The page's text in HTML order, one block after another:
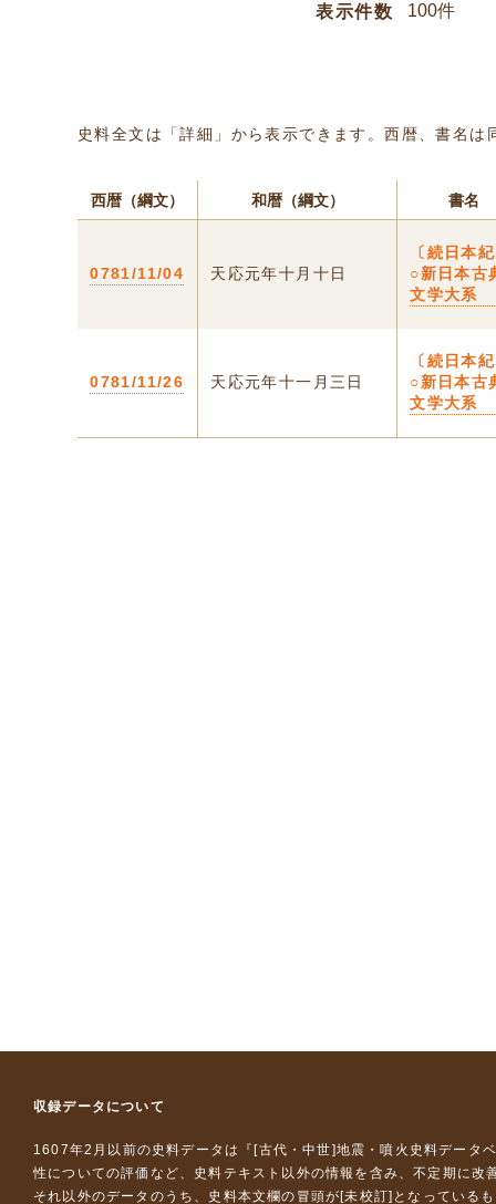
表示件数
史料全文は「詳細」から表示できます。西暦、書名
西暦（綱文） 和暦（綱文） 書名
0781/11/04 天応元年十月十日
〔続日本
○新日本古
文学大系
0781/11/26 天応元年十一月三日
〔続日本
○新日本古
文学大系
収録データについて
1607年2月以前の史料データは『 [古代・中世]地震・噴火史料データ
性についての評価など、史料テキスト以外の情報を含み、不定期に改
それ以外のデータのうち、史料本文欄の冒頭が[未校訂]となっている